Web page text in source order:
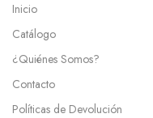
Inicio
Catálogo
¿Quiénes Somos?
Contacto
Políticas de Devolución